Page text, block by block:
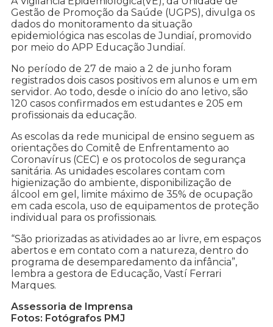
Gestão de Promoção da Saúde (UGPS), divulga os
dados do monitoramento da situação
epidemiológica nas escolas de Jundiaí, promovido
por meio do APP Educação Jundiaí.
No período de 27 de maio a 2 de junho foram
registrados dois casos positivos em alunos e um em
servidor. Ao todo, desde o início do ano letivo, são
120 casos confirmados em estudantes e 205 em
profissionais da educação.
As escolas da rede municipal de ensino seguem as
orientações do Comitê de Enfrentamento ao
Coronavírus (CEC) e os protocolos de segurança
sanitária. As unidades escolares contam com
higienização do ambiente, disponibilização de
álcool em gel, limite máximo de 35% de ocupação
em cada escola, uso de equipamentos de proteção
individual para os profissionais.
“São priorizadas as atividades ao ar livre, em espaços
abertos e em contato com a natureza, dentro do
programa de desemparedamento da infância”,
lembra a gestora de Educação, Vastí Ferrari
Marques.
Assessoria de Imprensa
Fotos: Fotógrafos PMJ